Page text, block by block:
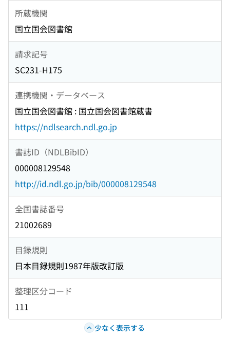
所蔵機関
国立国会図書館
請求記号
SC231-H175
連携機関・データベース
国立国会図書館 : 国立国会図書館蔵書
https://ndlsearch.ndl.go.jp
書誌ID（NDLBibID）
000008129548
http://id.ndl.go.jp/bib/000008129548
全国書誌番号
21002689
目録規則
日本目録規則1987年版改訂版
整理区分コード
111
少なく表示する